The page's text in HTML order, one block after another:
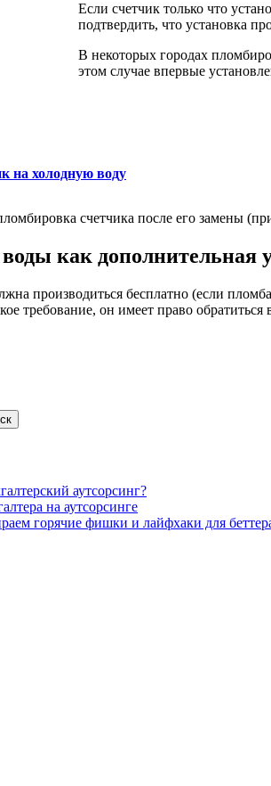
Если счетчик только что
подтвердить, что установка
В некоторых городах
этом случае впервые
на холодную воду
счетчика после его замены
как дополнительная
производиться бесплатно (если
требование, он имеет право обратиться
аутсорсинг?
на аутсорсинге
горячие фишки и лайфхаки для